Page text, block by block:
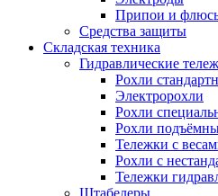
Припои и
Средства защиты
Складская техника
Гидравлические
Рохли
Электророхли
Рохли
Рохли
Тележки с
Рохли с
Тележки
Штабелеры